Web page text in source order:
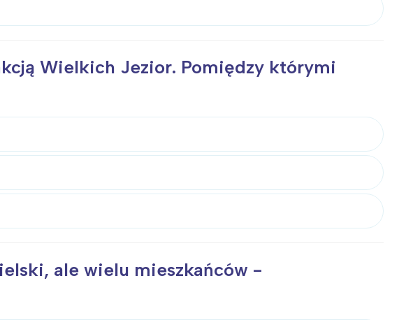
Wielkich Jezior. Pomiędzy którymi
ale wielu mieszkańców -
tego regionu: